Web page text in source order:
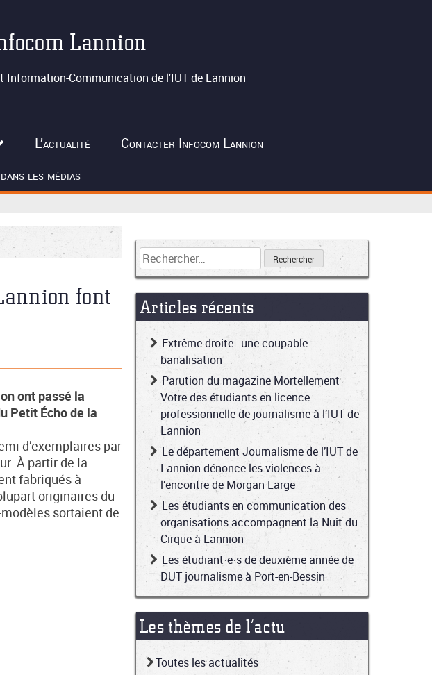
Lannion
Information-Communication de l'IUT de Lannion
L’actualité
Contacter Infocom Lannion
les médias
font
ont passé la
Petit Écho de la
d’exemplaires par
À partir de la
fabriqués à
originaires du
sortaient de
Articles récents
Extrême droite : une coupable
banalisation
Parution du magazine Mortellement
Votre des étudiants en licence
professionnelle de journalisme à l’IUT de
Lannion
Le département Journalisme de l’IUT de
Lannion dénonce les violences à
l’encontre de Morgan Large
Les étudiants en communication des
organisations accompagnent la Nuit du
Cirque à Lannion
Les étudiant·e·s de deuxième année de
DUT journalisme à Port-en-Bessin
Les thèmes de l’actu
Toutes les actualités